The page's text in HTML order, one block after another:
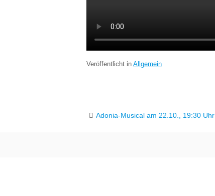
Veröffentlicht in Allgemein
Beitragsnavigation
Adonia-Musical am 22.10., 19:30 Uhr